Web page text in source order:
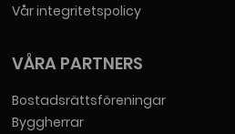
Vår integritetspolicy
VÅRA PARTNERS
Bostadsrättsföreningar
Byggherrar